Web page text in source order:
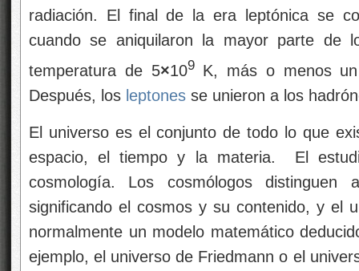
radiación. El final de la era leptónica se
cuando se aniquilaron la mayor parte de
temperatura de 5×109K, más o menos
Después, los leptones se unieron a los
El universo es el conjunto de todo lo que
espacio, el tiempo y la materia. El
cosmología. Los cosmólogos distinguen
significando el cosmos y su contenido, y el
normalmente un modelo matemático
ejemplo, el universo de Friedmann o el